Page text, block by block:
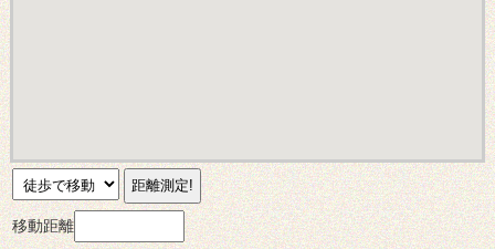
移動距離